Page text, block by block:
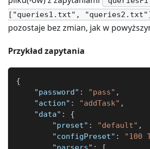
["queries1.txt",
pozostaje bez zmian, jak w
Przykład zapytania
{
"password" : "pass" ,
"action" : "addTask" ,
"data" :
{
"preset" : "default" ,
"configPreset" : "100